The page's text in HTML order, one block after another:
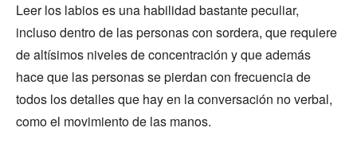
Leer los labios es una habilidad bastante peculiar,
incluso dentro de las personas con sordera, que requiere
de altísimos niveles de concentración y que además
hace que las personas se pierdan con frecuencia de
todos los detalles que hay en la conversación no verbal,
como el movimiento de las manos.